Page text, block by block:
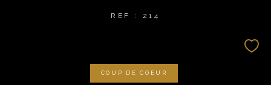
REF : 214
COUP DE COEUR